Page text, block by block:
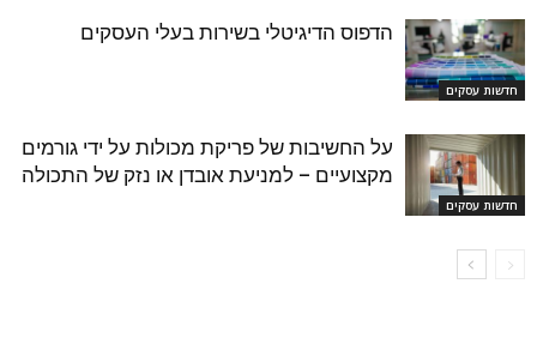
חדשות עסקים
הדפוס הדיגיטלי בשירות בעלי העסקים
חדשות עסקים
על החשיבות של פריקת מכולות על ידי גורמים
מקצועיים – למניעת אובדן או נזק של התכולה